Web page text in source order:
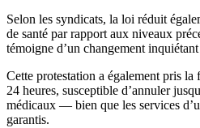
Selon les syndicats, la loi réduit
de santé par rapport aux niveaux
témoigne d’un changement
Cette protestation a également pris la
24 heures, susceptible d’annuler
médicaux — bien que les services
garantis.